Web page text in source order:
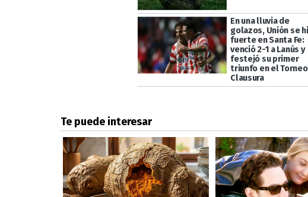
En una lluvia de
golazos, Unión se
fuerte en Santa Fe:
venció 2-1 a Lanús y
festejó su primer
triunfo en el Torneo
Clausura